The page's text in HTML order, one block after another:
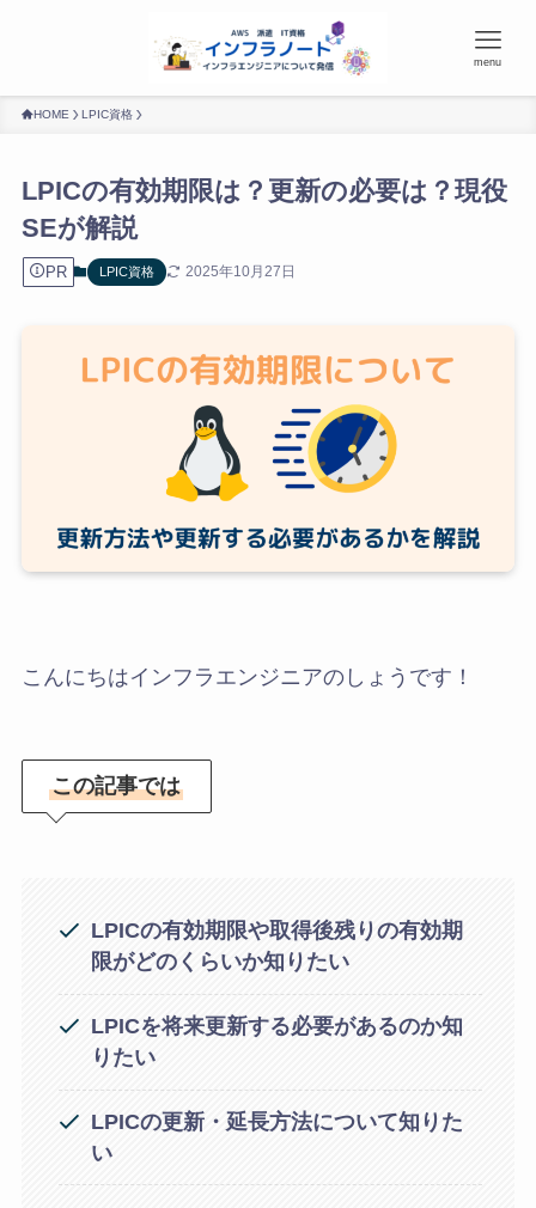
menu
HOME LPIC資格
LPICの有効期限は？更新の必要は？現役
SEが解説
PR LPIC資格 2025年10月27日
こんにちはインフラエンジニアのしょうです！
この記事では
LPICの有効期限や取得後残りの有効期
限がどのくらいか知りたい
LPICを将来更新する必要があるのか知
りたい
LPICの更新・延長方法について知りた
い